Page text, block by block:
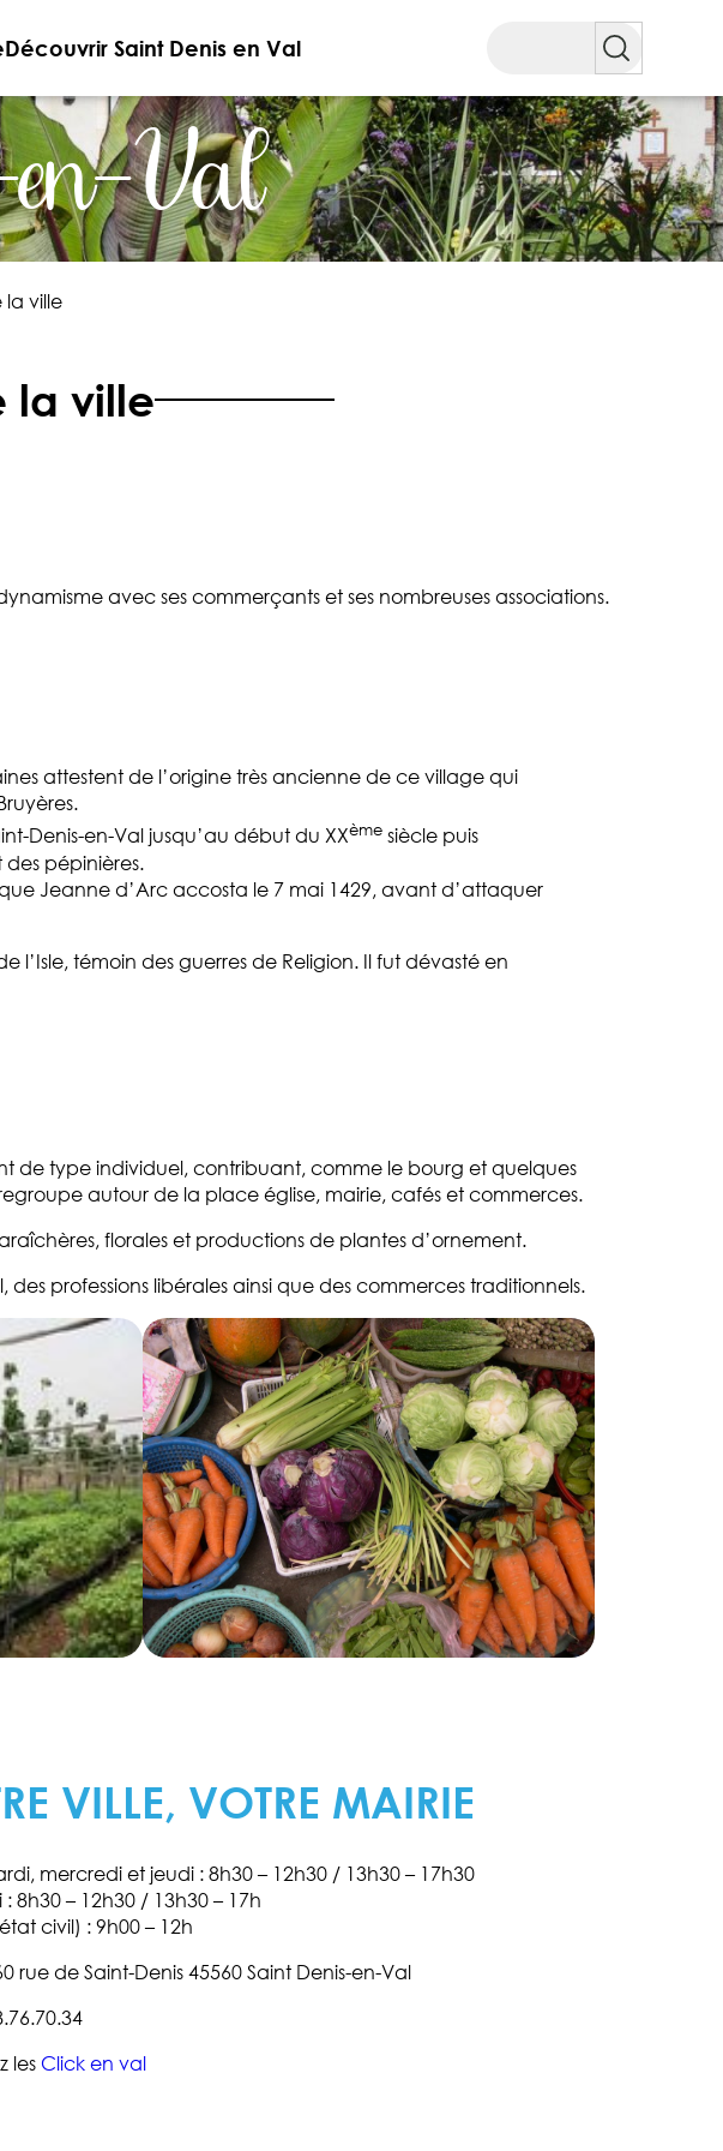
Découvrir Saint Denis en Val
Val
la ville
la ville
avec ses commerçants et ses nombreuses associations.
attestent de l’origine très ancienne de ce village qui
Denis-en-Val jusqu’au début du XXème siècle puis
pépinières.
Jeanne d’Arc accosta le 7 mai 1429, avant d’attaquer
témoin des guerres de Religion. Il fut dévasté en
de type individuel, contribuant, comme le bourg et quelques
autour de la place église, mairie, cafés et commerces.
florales et productions de plantes d’ornement.
professions libérales ainsi que des commerces traditionnels.
VILLE, VOTRE MAIRIE
mercredi et jeudi : 8h30 – 12h30 / 13h30 – 17h30
8h30 – 12h30 / 13h30 – 17h
civil) : 9h00 – 12h
rue de Saint-Denis 45560 Saint Denis-en-Val
les Click en val